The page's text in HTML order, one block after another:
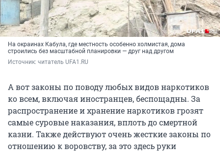
На окраинах Кабула, где местность особенно холмистая, дома
строились без масштабной планировки — друг над другом
Источник: читатель UFA1.RU
А вот законы по поводу любых видов наркотиков
ко всем, включая иностранцев, беспощадны. За
распространение и хранение наркотиков грозят
самые суровые наказания, вплоть до смертной
казни. Также действуют очень жесткие законы по
отношению к воровству, за это здесь руки